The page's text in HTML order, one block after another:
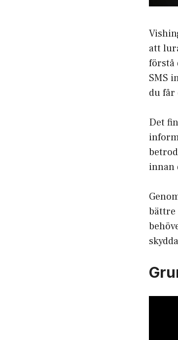
att
förstå
SMS
du får
Det
innan
bättre